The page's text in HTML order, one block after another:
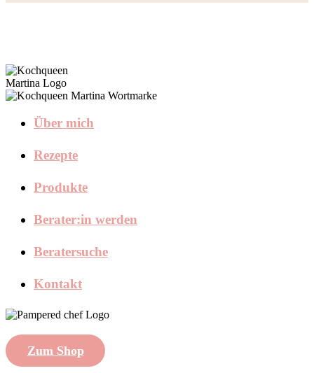
Über mich
Rezepte
Produkte
Berater:in werden
Beratersuche
Kontakt
Zum Shop